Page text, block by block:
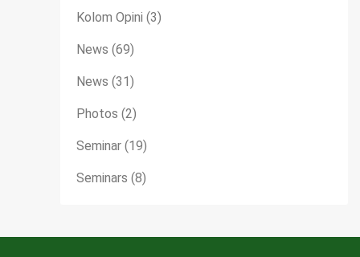
Kolom Opini (3)
News (69)
News (31)
Photos (2)
Seminar (19)
Seminars (8)